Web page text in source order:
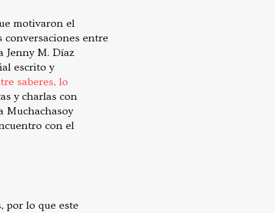
motivaron el
conversaciones entre
Jenny M. Díaz
escrito y
saberes, lo
y charlas con
Muchachasoy
con el
por lo que este